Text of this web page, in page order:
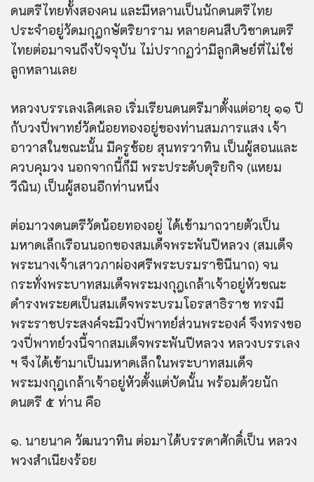
ดนตรีไทยทั้งสองคน และมีหลานเป็นนักดนตรีไทย
ประจำอยู่วัดมกุฎกษัตริยาราม หลายคนสืบวิชาดนตรี
ไทยต่อมาจนถึงปัจจุบัน ไม่ปรากฏว่ามีลูกศิษย์ที่ไม่ใช่
ลูกหลานเลย
หลวงบรรเลงเลิศเลอ เริ่มเรียนดนตรีมาตั้งแต่อายุ ๑๑ ปี
กับวงปี่พาทย์วัดน้อยทองอยู่ของท่านสมภารแสง เจ้า
อาวาสในขณะนั้น มีครูช้อย สุนทรวาทิน เป็นผู้สอนและ
ควบคุมวง นอกจากนี้ก็มี พระประดับดุริยกิจ (แหยม
วีณิน) เป็นผู้สอนอีกท่านหนึ่ง
ต่อมาวงดนตรีวัดน้อยทองอยู่ ได้เข้ามาถวายตัวเป็น
มหาดเล็กเรือนนอกของสมเด็จพระพันปีหลวง (สมเด็จ
พระนางเจ้าเสาวภาผ่องศรีพระบรมราชินีนาถ) จน
กระทั่งพระบาทสมเด็จพระมงกุฎเกล้าเจ้าอยู่หัวขณะ
ดำรงพระยศเป็นสมเด็จพระบรมโอรสาธิราช ทรงมี
พระราชประสงค์จะมีวงปี่พาทย์ส่วนพระองค์ จึงทรงขอ
วงปี่พาทย์วงนี้จากสมเด็จพระพันปีหลวง หลวงบรรเลง
ฯ จึงได้เข้ามาเป็นมหาดเล็กในพระบาทสมเด็จ
พระมงกุฎเกล้าเจ้าอยู่หัวตั้งแต่บัดนั้น พร้อมด้วยนัก
ดนตรี ๕ ท่าน คือ
๑. นายนาค วัฒนวาทิน ต่อมาได้บรรดาศักดิ์เป็น หลวง
พวงสำเนียงร้อย